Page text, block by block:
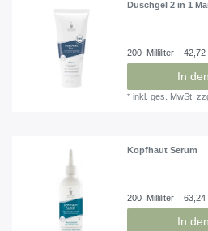
Duschgel 2 in 1
200 Milliliter | 42,72
In
*inkl. ges. MwSt.
Kopfhaut Serum
200 Milliliter | 63,24
In